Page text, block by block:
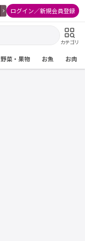
ログイン／新規会員登録
カテゴリ
野菜・果物 お魚 お肉